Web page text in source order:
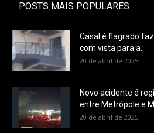
POSTS MAIS POPULARES
Casal é flagrado
com vista para a...
20 de abril de 2025
Novo acidente é
entre Metrópole e
20 de abril de 2025